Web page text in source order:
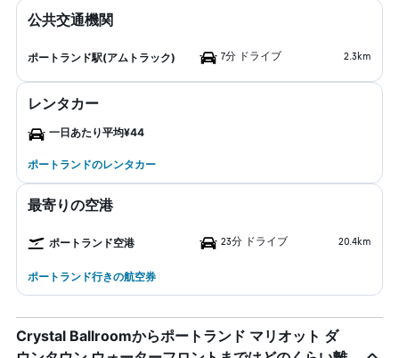
公共交通機関
ポートランド駅(アムトラック) 7分 ドライブ 2.3km
レンタカー
一日あたり平均¥44
ポートランドのレンタカー
最寄りの空港
ポートランド空港 23分 ドライブ 20.4km
ポートランド行きの航空券
Crystal Ballroomからポートランド マリオット ダ